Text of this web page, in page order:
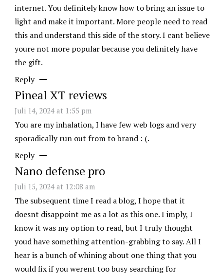
internet. You definitely know how to bring an issue to
light and make it important. More people need to read
this and understand this side of the story. I cant believe
youre not more popular because you definitely have
the gift.
Reply
Pineal XT reviews
Juli 14, 2024 at 1:55 pm
You are my inhalation, I have few web logs and very
sporadically run out from to brand : (.
Reply
Nano defense pro
Juli 15, 2024 at 12:08 am
The subsequent time I read a blog, I hope that it
doesnt disappoint me as a lot as this one. I imply, I
know it was my option to read, but I truly thought
youd have something attention-grabbing to say. All I
hear is a bunch of whining about one thing that you
would fix if you werent too busy searching for